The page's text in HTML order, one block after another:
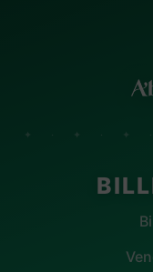
✦ · ✦ · ✦